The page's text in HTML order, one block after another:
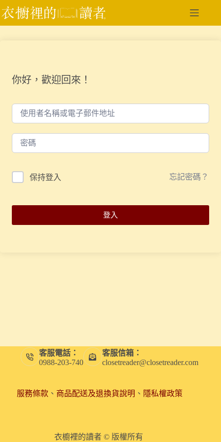
跳
至
你好，歡迎回來！
保持登入 忘記密碼？
登入
客服電話：
0988-203-740
客服信箱：
closetreader@closetreader.com
服務條款、 商品配送及退換貨說明 、 隱私權政策
衣櫥裡的讀者 © 版權所有